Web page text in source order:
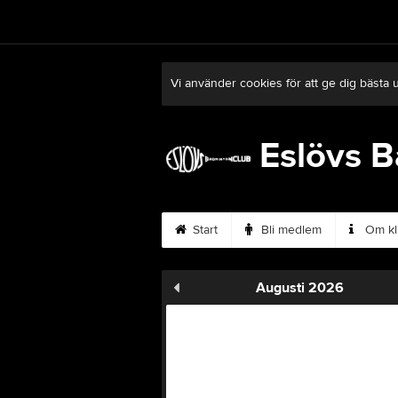
Vi använder cookies för att ge dig bästa
Eslövs
Start Bli medlem Om
Augusti 2026